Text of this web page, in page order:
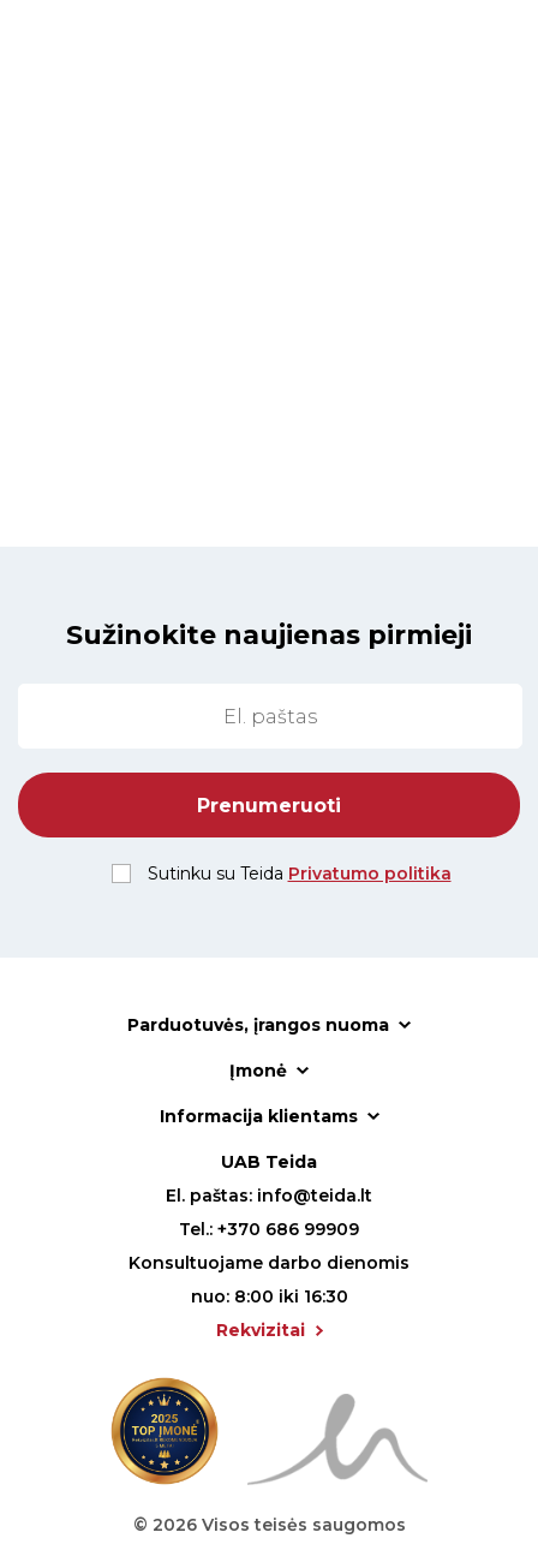
Sužinokite naujienas pirmieji
Sutinku su Teida Privatumo politika
Parduotuvės, įrangos nuoma
Įmonė
Informacija klientams
UAB Teida
El. paštas: info@teida.lt
Tel.: +370 686 99909
Konsultuojame darbo dienomis
nuo: 8:00 iki 16:30
Rekvizitai
© 2026 Visos teisės saugomos